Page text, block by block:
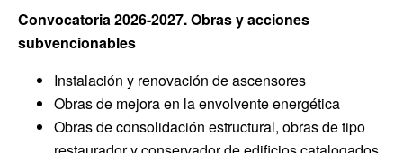
Convocatoria 2026-2027. Obras y acciones
subvencionables
Instalación y renovación de ascensores
Obras de mejora en la envolvente energética
Obras de consolidación estructural, obras de tipo